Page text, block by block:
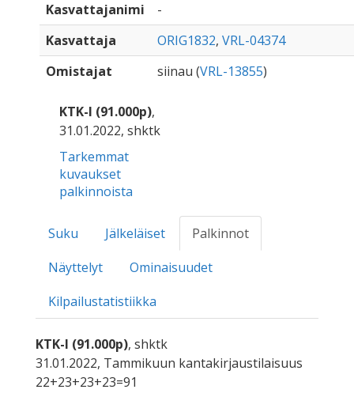
Kasvattajanimi
-
Kasvattaja
ORIG1832, VRL-04374
Omistajat
siinau (VRL-13855)
KTK-I (91.000p),
31.01.2022, shktk
Tarkemmat
kuvaukset
palkinnoista
Suku Jälkeläiset
Palkinnot
Näyttelyt
Ominaisuudet
Kilpailustatistiikka
KTK-I (91.000p), shktk
31.01.2022, Tammikuun kantakirjaustilaisuus
22+23+23+23=91